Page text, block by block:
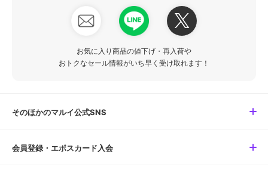
お気に入り商品の値下げ・再入荷や
おトクなセール情報がいち早く受け取れます！
そのほかのマルイ公式SNS
会員登録・エポスカード入会